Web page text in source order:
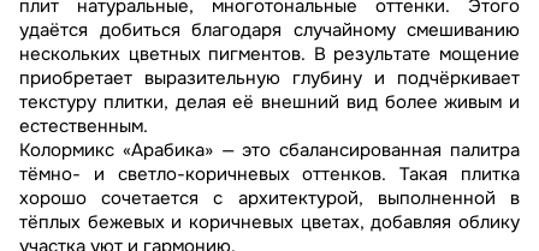
плит натуральные, многотональные оттенки. Этого
удаётся добиться благодаря случайному смешиванию
нескольких цветных пигментов. В результате мощение
приобретает выразительную глубину и подчёркивает
текстуру плитки, делая её внешний вид более живым и
естественным.
Колормикс «Арабика» — это сбалансированная палитра
тёмно- и светло-коричневых оттенков. Такая плитка
хорошо сочетается с архитектурой, выполненной в
тёплых бежевых и коричневых цветах, добавляя облику
участка уют и гармонию.